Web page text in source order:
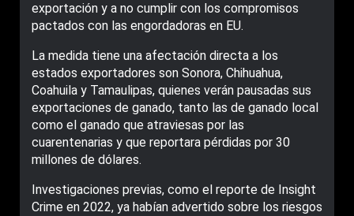
exportación y a no cumplir con los compromisos
pactados con las engordadoras en EU.
La medida tiene una afectación directa a los
estados exportadores son Sonora, Chihuahua,
Coahuila y Tamaulipas, quienes verán pausadas sus
exportaciones de ganado, tanto las de ganado local
como el ganado que atraviesas por las
cuarentenarias y que reportara pérdidas por 30
millones de dólares.
Investigaciones previas, como el reporte de Insight
Crime en 2022, ya habían advertido sobre los riesgos